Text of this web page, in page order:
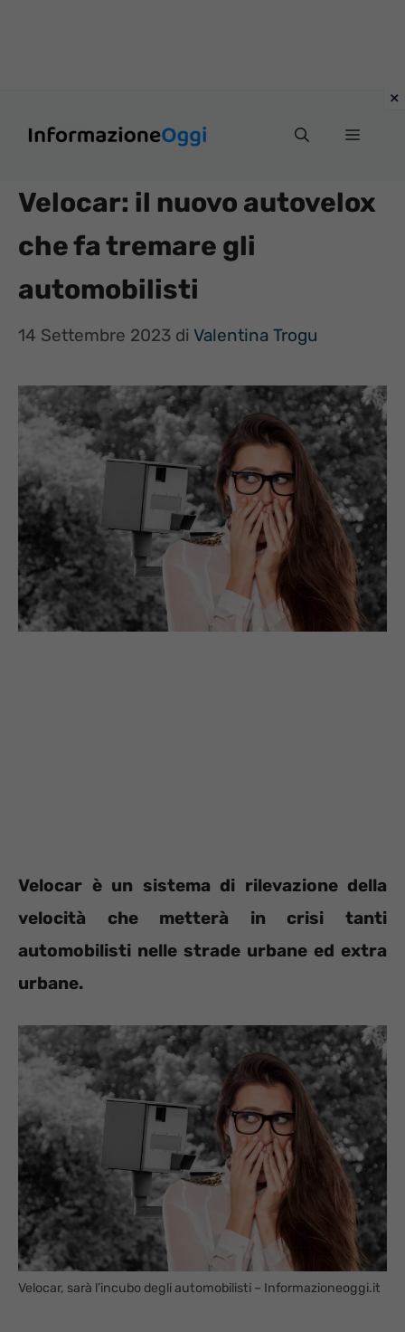
Menu
Velocar: il nuovo autovelox
che fa tremare gli
automobilisti
14 Settembre 2023 di Valentina Trogu
Velocar è un sistema di rilevazione della
velocità che metterà in crisi tanti
automobilisti nelle strade urbane ed extra
urbane.
Velocar, sarà l’incubo degli automobilisti – Informazioneoggi.it